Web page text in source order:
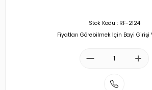
Stok Kodu : RF-2124
Fiyatları Görebilmek İçin Bayi Girişi